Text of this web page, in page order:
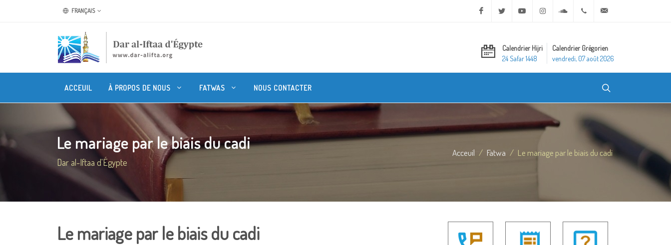
FRANÇAIS Facebook Twitter Youtube Instagram Soundcloud+20 2 25970400
Calendrier Hijri
24 Safar 1448
Calendrier Grégorien
vendredi, 07 août 2026
ACCEUIL À PROPOS DE NOUS FATWAS NOUS CONTACTER
Le mariage par le biais du cadi
Dar al-Iftaa d'Égypte
Acceuil Fatwa Le mariage par le biais du cadi
Le mariage par le biais du cadi